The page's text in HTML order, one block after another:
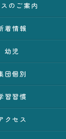
のご案内
着情報
幼児
団個別
習習慣
クセス